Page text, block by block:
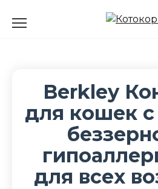
Berkley
для кошек с
для всех